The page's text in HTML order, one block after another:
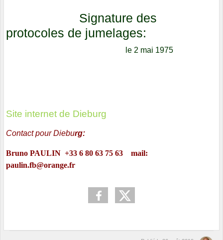
Signature des
protocoles de jumelages:
le 2 mai 1975
Site internet de Dieburg
Contact pour Dieburg:
Bruno PAULIN +33 6 80 63 75 63 mail:
paulin.fb@orange.fr